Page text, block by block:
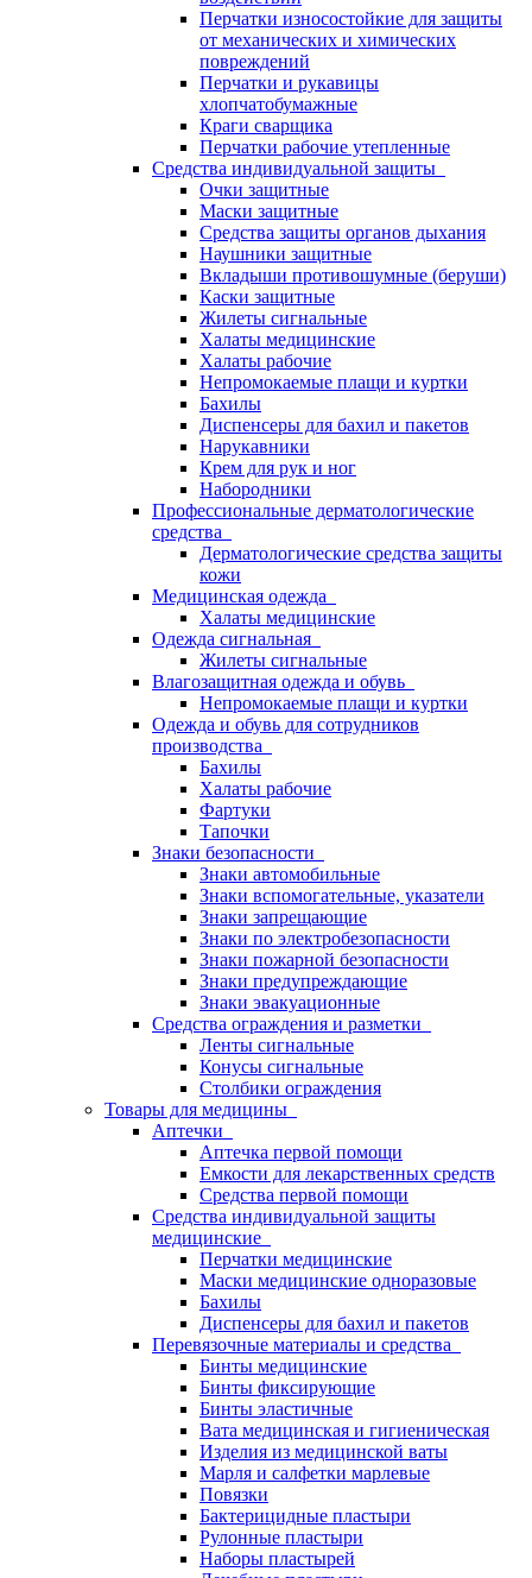
Перчатки износостойкие для защиты
от механических и химических
повреждений
Перчатки и рукавицы
хлопчатобумажные
Краги сварщика
Перчатки рабочие утепленные
Средства индивидуальной защиты
Очки защитные
Маски защитные
Средства защиты органов дыхания
Наушники защитные
Вкладыши противошумные (беруши)
Каски защитные
Жилеты сигнальные
Халаты медицинские
Халаты рабочие
Непромокаемые плащи и куртки
Бахилы
Диспенсеры для бахил и пакетов
Нарукавники
Крем для рук и ног
Набородники
Профессиональные дерматологические
средства
Дерматологические средства защиты
кожи
Медицинская одежда
Халаты медицинские
Одежда сигнальная
Жилеты сигнальные
Влагозащитная одежда и обувь
Непромокаемые плащи и куртки
Одежда и обувь для сотрудников
производства
Бахилы
Халаты рабочие
Фартуки
Тапочки
Знаки безопасности
Знаки автомобильные
Знаки вспомогательные, указатели
Знаки запрещающие
Знаки по электробезопасности
Знаки пожарной безопасности
Знаки предупреждающие
Знаки эвакуационные
Средства ограждения и разметки
Ленты сигнальные
Конусы сигнальные
Столбики ограждения
Товары для медицины
Аптечки
Аптечка первой помощи
Емкости для лекарственных средств
Средства первой помощи
Средства индивидуальной защиты
медицинские
Перчатки медицинские
Маски медицинские одноразовые
Бахилы
Диспенсеры для бахил и пакетов
Перевязочные материалы и средства
Бинты медицинские
Бинты фиксирующие
Бинты эластичные
Вата медицинская и гигиеническая
Изделия из медицинской ваты
Марля и салфетки марлевые
Повязки
Бактерицидные пластыри
Рулонные пластыри
Наборы пластырей